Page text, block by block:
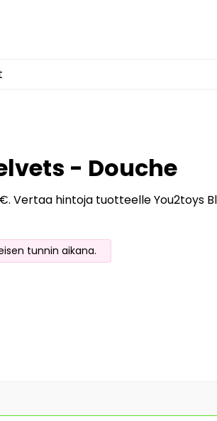
- Douche
Vertaa hintoja tuotteelle You2toys
tunnin aikana.